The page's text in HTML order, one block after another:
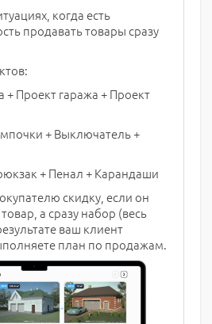
когда есть
продавать товары сразу
+ Проект гаража + Проект
+ Выключатель +
+ Пенал + Карандаши
скидку, если он
а сразу набор (весь
ваш клиент
план по продажам.